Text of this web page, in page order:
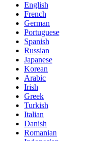
English
French
German
Portuguese
Spanish
Russian
Japanese
Korean
Arabic
Irish
Greek
Turkish
Italian
Danish
Romanian